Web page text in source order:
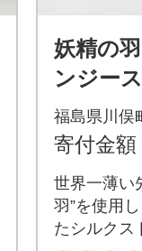
妖精の
ンジー
友禅)鎖/
福島県川俣
寄付金額
世界一薄い
羽”を使用
たシルクス